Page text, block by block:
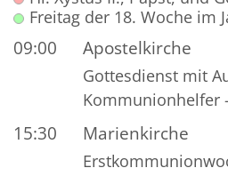
Freitag der 18. Woche im
09:00 Apostelkirche
Gottesdienst mit
Kommunionhelfer
15:30 Marienkirche